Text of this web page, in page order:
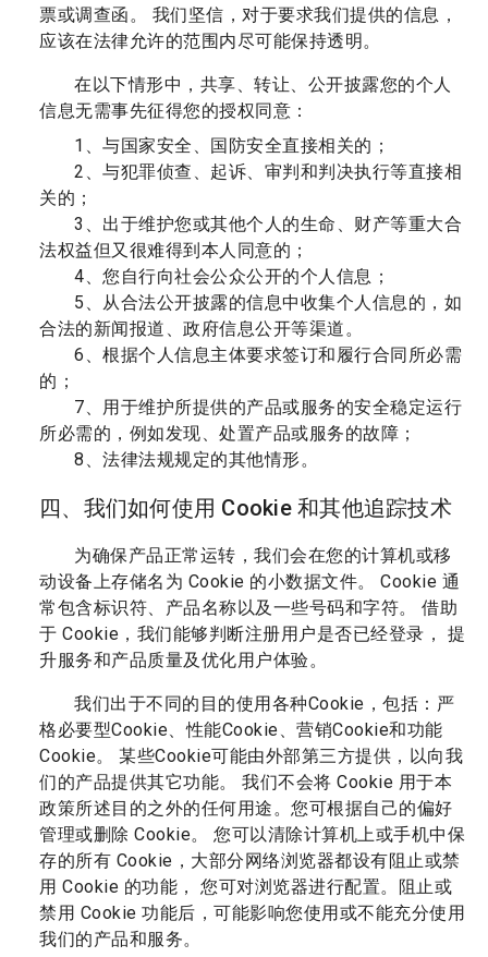
票或调查函。 我们坚信，对于要求我们提供的信息，
应该在法律允许的范围内尽可能保持透明。
在以下情形中，共享、转让、公开披露您的个人
信息无需事先征得您的授权同意：
1、与国家安全、国防安全直接相关的；
2、与犯罪侦查、起诉、审判和判决执行等直接相
关的；
3、出于维护您或其他个人的生命、财产等重大合
法权益但又很难得到本人同意的；
4、您自行向社会公众公开的个人信息；
5、从合法公开披露的信息中收集个人信息的，如
合法的新闻报道、政府信息公开等渠道。
6、根据个人信息主体要求签订和履行合同所必需
的；
7、用于维护所提供的产品或服务的安全稳定运行
所必需的，例如发现、处置产品或服务的故障；
8、法律法规规定的其他情形。
四、我们如何使用 Cookie 和其他追踪技术
为确保产品正常运转，我们会在您的计算机或移
动设备上存储名为 Cookie 的小数据文件。 Cookie 通
常包含标识符、产品名称以及一些号码和字符。 借助
于 Cookie，我们能够判断注册用户是否已经登录， 提
升服务和产品质量及优化用户体验。
我们出于不同的目的使用各种Cookie，包括：严
格必要型Cookie、性能Cookie、营销Cookie和功能
Cookie。 某些Cookie可能由外部第三方提供，以向我
们的产品提供其它功能。 我们不会将 Cookie 用于本
政策所述目的之外的任何用途。您可根据自己的偏好
管理或删除 Cookie。 您可以清除计算机上或手机中保
存的所有 Cookie，大部分网络浏览器都设有阻止或禁
用 Cookie 的功能， 您可对浏览器进行配置。阻止或
禁用 Cookie 功能后，可能影响您使用或不能充分使用
我们的产品和服务。